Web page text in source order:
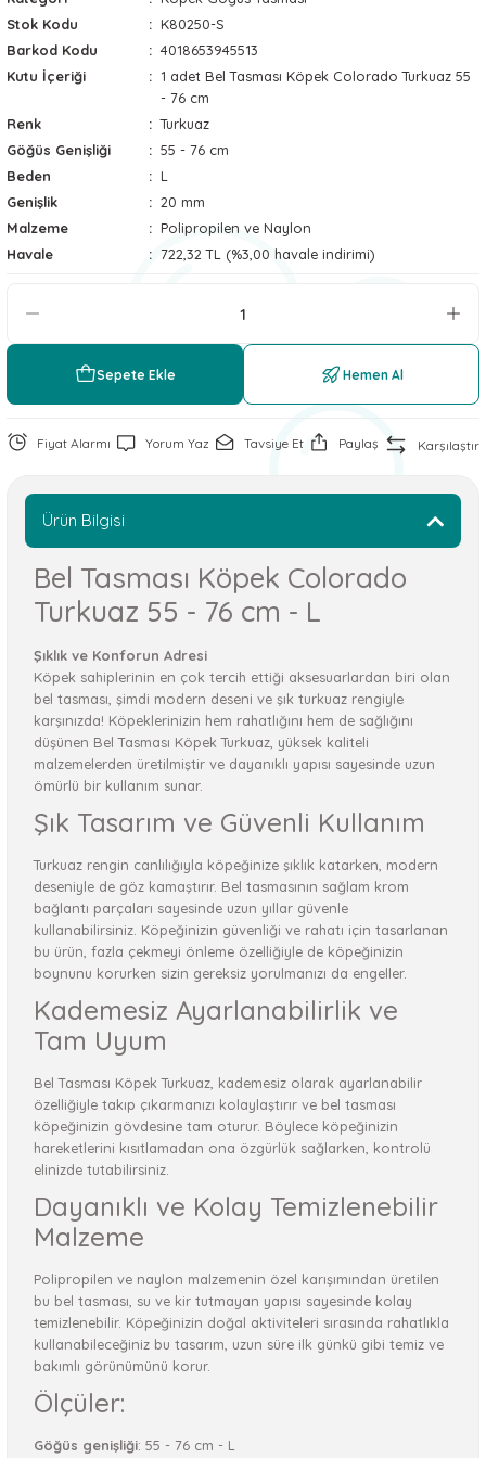
Soğutucu Matlar
Aksesuarları
Stok Kodu
K80250-S
Barkod Kodu
4018653945513
Kutu İçeriği
1 adet Bel Tasması Köpek Colorado Turkuaz 55
- 76 cm
Renk
Turkuaz
Göğüs Genişliği
55 - 76 cm
Beden
L
Genişlik
20 mm
Malzeme
Polipropilen ve Naylon
Havale
722,32 TL (%3,00 havale indirimi)
Sepete Ekle Hemen Al
Fiyat Alarmı Yorum Yaz Tavsiye Et Paylaş Karşılaştır
Ürün Bilgisi
Bel Tasması Köpek Colorado
Turkuaz 55 - 76 cm - L
Şıklık ve Konforun Adresi
Köpek sahiplerinin en çok tercih ettiği aksesuarlardan biri olan
bel tasması, şimdi modern deseni ve şık turkuaz rengiyle
karşınızda! Köpeklerinizin hem rahatlığını hem de sağlığını
düşünen Bel Tasması Köpek Turkuaz, yüksek kaliteli
malzemelerden üretilmiştir ve dayanıklı yapısı sayesinde uzun
ömürlü bir kullanım sunar.
Şık Tasarım ve Güvenli Kullanım
Turkuaz rengin canlılığıyla köpeğinize şıklık katarken, modern
deseniyle de göz kamaştırır. Bel tasmasının sağlam krom
bağlantı parçaları sayesinde uzun yıllar güvenle
kullanabilirsiniz. Köpeğinizin güvenliği ve rahatı için tasarlanan
bu ürün, fazla çekmeyi önleme özelliğiyle de köpeğinizin
boynunu korurken sizin gereksiz yorulmanızı da engeller.
Kademesiz Ayarlanabilirlik ve
Tam Uyum
Bel Tasması Köpek Turkuaz, kademesiz olarak ayarlanabilir
özelliğiyle takıp çıkarmanızı kolaylaştırır ve bel tasması
köpeğinizin gövdesine tam oturur. Böylece köpeğinizin
hareketlerini kısıtlamadan ona özgürlük sağlarken, kontrolü
elinizde tutabilirsiniz.
Dayanıklı ve Kolay Temizlenebilir
Malzeme
Polipropilen ve naylon malzemenin özel karışımından üretilen
bu bel tasması, su ve kir tutmayan yapısı sayesinde kolay
temizlenebilir. Köpeğinizin doğal aktiviteleri sırasında rahatlıkla
kullanabileceğiniz bu tasarım, uzun süre ilk günkü gibi temiz ve
bakımlı görünümünü korur.
Ölçüler:
Göğüs genişliği: 55 - 76 cm - L